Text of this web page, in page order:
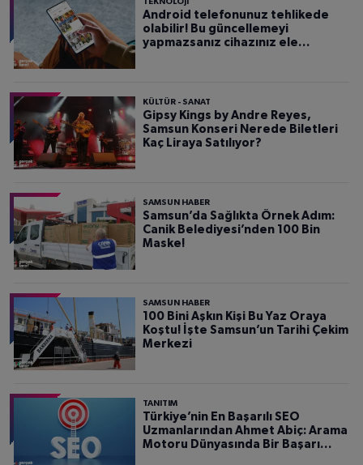
TEKNOLOJİ
Android telefonunuz tehlikede
olabilir! Bu güncellemeyi
yapmazsanız cihazınız ele
KÜLTÜR - SANAT
Gipsy Kings by Andre Reyes,
Samsun Konseri Nerede Biletleri
Kaç Liraya Satılıyor?
SAMSUN HABER
Samsun’da Sağlıkta Örnek Adım:
Canik Belediyesi’nden 100 Bin
Maske!
SAMSUN HABER
100 Bini Aşkın Kişi Bu Yaz Oraya
Koştu! İşte Samsun’un Tarihi Çekim
Merkezi
TANITIM
Türkiye’nin En Başarılı SEO
Uzmanlarından Ahmet Abiç: Arama
Motoru Dünyasında Bir Başarı